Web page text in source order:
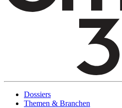
Dossiers
Themen & Branchen